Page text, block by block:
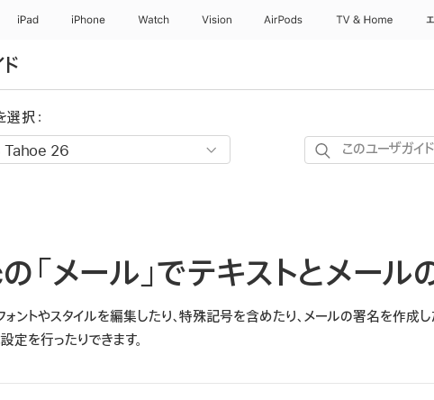
iPad iPhone Watch Vision AirPods TV & Home
選択：
こ
ガ
イ
ド
索
「メール」でテキストとメー
ォントやスタイルを編集したり、特殊記号を含めたり、メールの署名を
定を行ったりできます。